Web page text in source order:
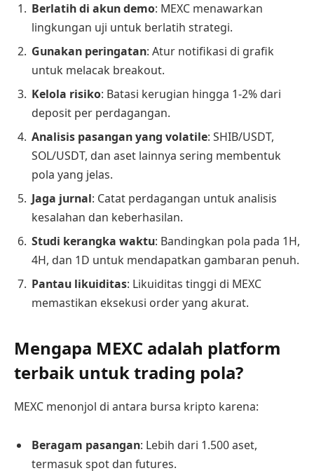
Berlatih di akun demo: MEXC menawarkan
lingkungan uji untuk berlatih strategi.
Gunakan peringatan: Atur notifikasi di grafik
untuk melacak breakout.
Kelola risiko: Batasi kerugian hingga 1-2% dari
deposit per perdagangan.
Analisis pasangan yang volatile: SHIB/USDT,
SOL/USDT, dan aset lainnya sering membentuk
pola yang jelas.
Jaga jurnal: Catat perdagangan untuk analisis
kesalahan dan keberhasilan.
Studi kerangka waktu: Bandingkan pola pada 1H,
4H, dan 1D untuk mendapatkan gambaran penuh.
Pantau likuiditas: Likuiditas tinggi di MEXC
memastikan eksekusi order yang akurat.
Mengapa MEXC adalah platform
terbaik untuk trading pola?
MEXC menonjol di antara bursa kripto karena:
Beragam pasangan: Lebih dari 1.500 aset,
termasuk spot dan futures.